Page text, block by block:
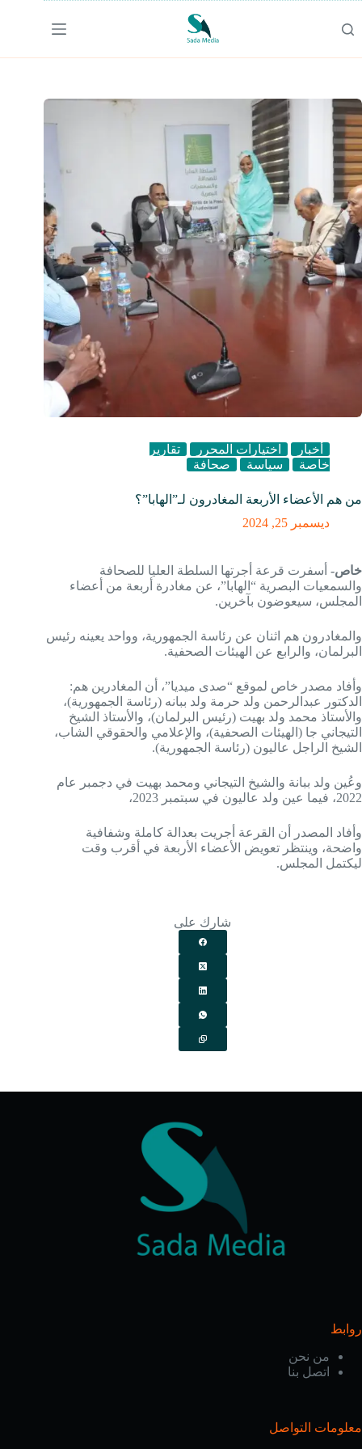
إلى
المحتوى
أخبار اختيارات المحرر
تقارير
خاصة
سياسة صحافة
من هم الأعضاء الأربعة المغادرون لـ”الهابا”؟
ديسمبر 25, 2024
خاص- أسفرت قرعة أجرتها السلطة العليا للصحافة
والسمعيات البصرية “الهابا”، عن مغادرة أربعة من أعضاء
المجلس، سيعوضون بآخرين.
والمغادرون هم اثنان عن رئاسة الجمهورية، وواحد يعينه رئيس
البرلمان، والرابع عن الهيئات الصحفية.
وأفاد مصدر خاص لموقع “صدى ميديا”، أن المغادرين هم:
الدكتور عبدالرحمن ولد حرمة ولد ببانه (رئاسة الجمهورية)،
والأستاذ محمد ولد بهيت (رئيس البرلمان)، والأستاذ الشيخ
التيجاني جا (الهيئات الصحفية)، والإعلامي والحقوقي الشاب،
الشيخ الراجل عاليون (رئاسة الجمهورية).
وعُين ولد ببانة والشيخ التيجاني ومحمد بهيت في دجمبر عام
2022، فيما عين ولد عاليون في سبتمبر 2023،
وأفاد المصدر أن القرعة أجريت بعدالة كاملة وشفافية
واضحة، وينتظر تعويض الأعضاء الأربعة في أقرب وقت
ليكتمل المجلس.
شارك على
روابط
من نحن
اتصل بنا
معلومات التواصل